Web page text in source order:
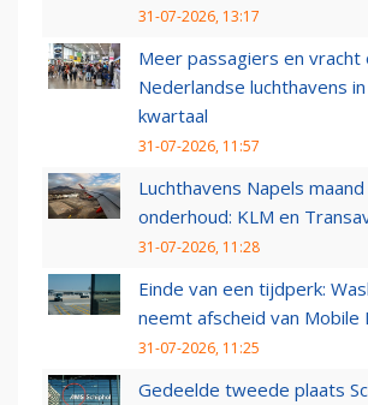
31-07-2026, 13:17
Meer passagiers en vracht
Nederlandse luchthavens
kwartaal
31-07-2026, 11:57
Luchthavens Napels
onderhoud: KLM en
31-07-2026, 11:28
Einde van een tijdperk:
neemt afscheid van Mobile
31-07-2026, 11:25
Gedeelde tweede plaats